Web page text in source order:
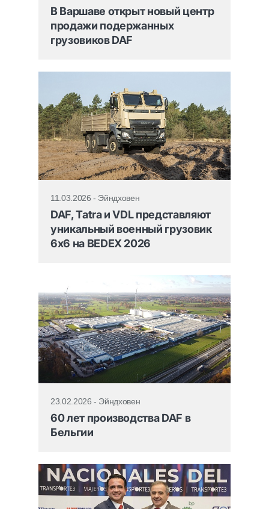
В Варшаве открыт новый центр
продажи подержанных
грузовиков DAF
11.03.2026 - Эйндховен
DAF, Tatra и VDL представляют
уникальный военный грузовик
6x6 на BEDEX 2026
23.02.2026 - Эйндховен
60 лет производства DAF в
Бельгии